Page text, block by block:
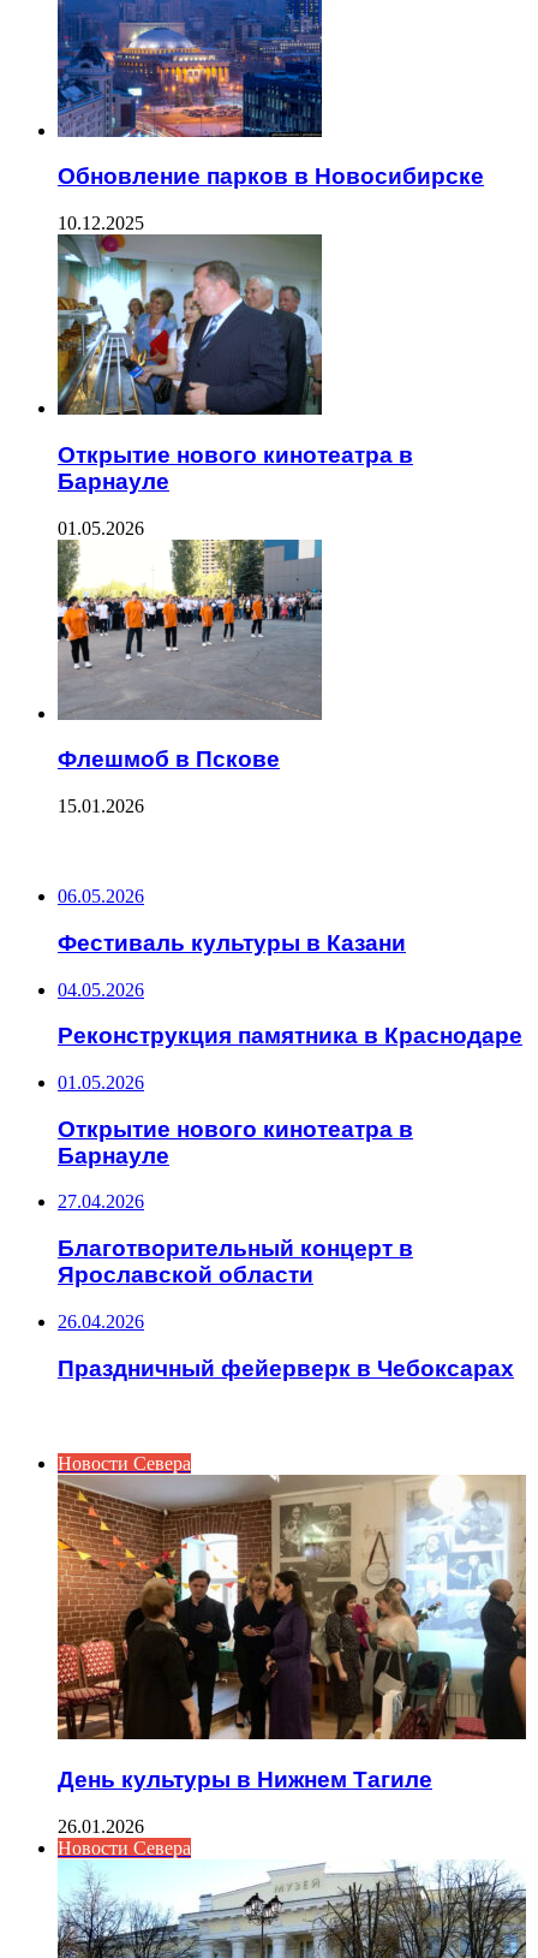
Обновление парков в Новосибирске
10.12.2025
Открытие нового кинотеатра в
Барнауле
01.05.2026
Флешмоб в Пскове
15.01.2026
06.05.2026
Фестиваль культуры в Казани
04.05.2026
Реконструкция памятника в Краснодаре
01.05.2026
Открытие нового кинотеатра в
Барнауле
27.04.2026
Благотворительный концерт в
Ярославской области
26.04.2026
Праздничный фейерверк в Чебоксарах
Новости Севера
День культуры в Нижнем Тагиле
26.01.2026
Новости Севера